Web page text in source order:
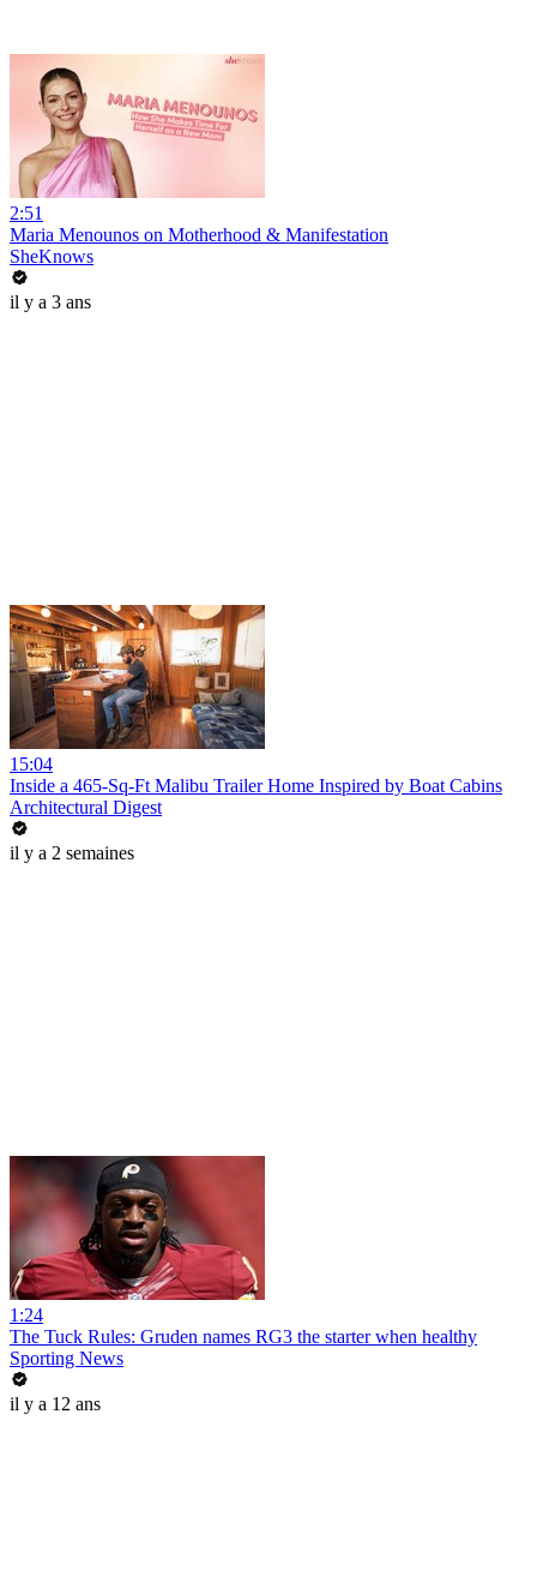
2:51
Maria Menounos on Motherhood & Manifestation
SheKnows
il y a 3 ans
15:04
Inside a 465-Sq-Ft Malibu Trailer Home Inspired by Boat Cabins
Architectural Digest
il y a 2 semaines
1:24
The Tuck Rules: Gruden names RG3 the starter when healthy
Sporting News
il y a 12 ans